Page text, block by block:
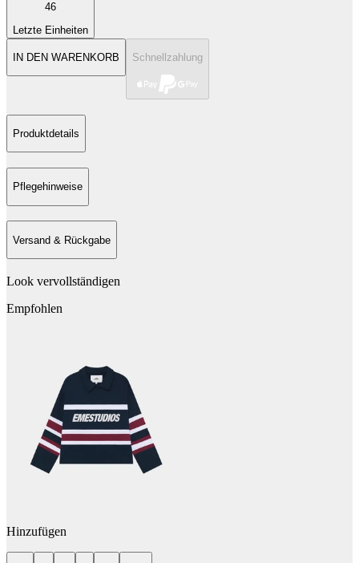
46
Letzte Einheiten
IN DEN WARENKORB Schnellzahlung
Produktdetails
Pflegehinweise
Versand & Rückgabe
Look vervollständigen
Empfohlen
Hinzufügen